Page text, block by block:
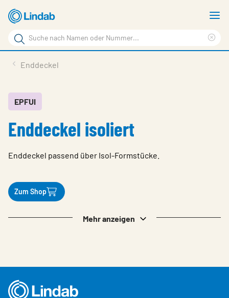
Zum
Hauptinhalt
springen
Suchbegriff
Seite
durchsuchen
Wissen & Service
Inspiration
Kontakt
Enddeckel
EPFUI
Enddeckel isoliert
Enddeckel passend über Isol-Formstücke.
Zum Shop
Mehr anzeigen